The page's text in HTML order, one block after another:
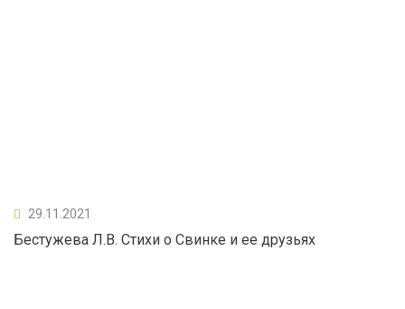
29.11.2021
Бестужева Л.В. Стихи о Свинке и ее друзьях